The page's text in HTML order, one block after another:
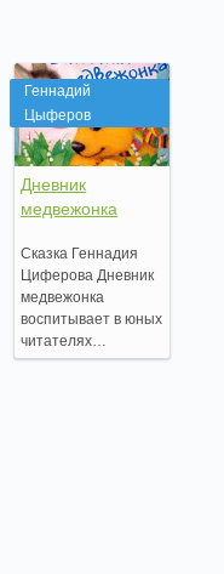
Геннадий
Цыферов
Дневник
медвежонка
Сказка Геннадия
Циферова Дневник
медвежонка
воспитывает в юных
читателях…